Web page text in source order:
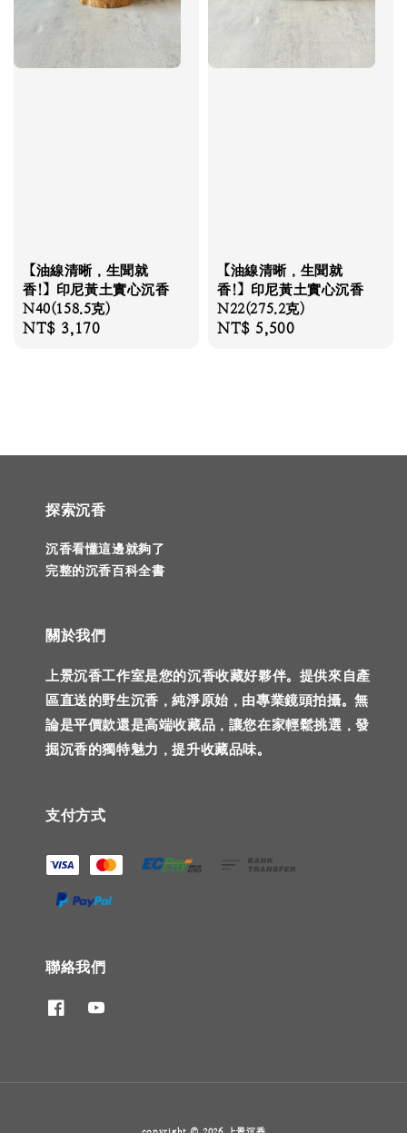
【油線清晰，生聞就
香!】印尼黃土實心沉香
N40(158.5克)
Regular
NT$ 3,170
【油線清晰，生聞就
香!】印尼黃土實心沉香
N22(275.2克)
Regular
NT$ 5,500
探索沉香
沉香看懂這邊就夠了
完整的沉香百科全書
關於我們
上景沉香工作室是您的沉香收藏好夥伴。提供來自產
區直送的野生沉香，純淨原始，由專業鏡頭拍攝。無
論是平價款還是高端收藏品，讓您在家輕鬆挑選，發
掘沉香的獨特魅力，提升收藏品味。
支付方式
聯絡我們